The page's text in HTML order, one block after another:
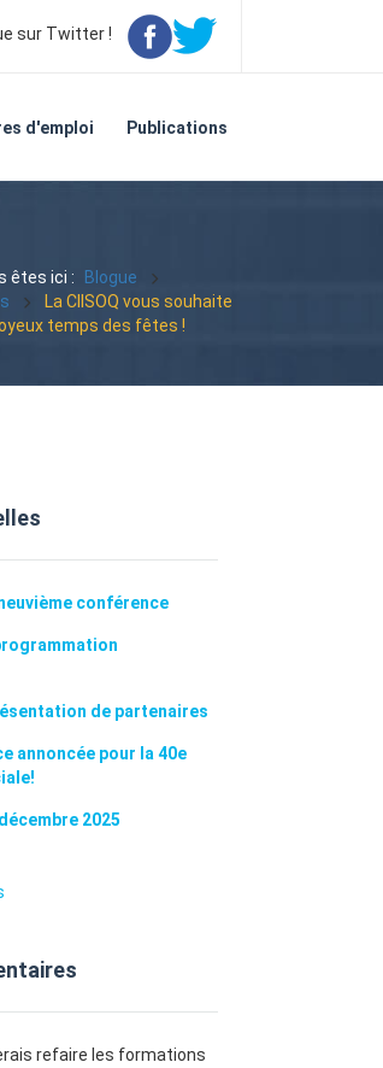
sur Twitter !
d'emploi Publications
êtes ici :
Blogue
La CIISOQ vous souhaite
temps des fêtes !
conférence
de partenaires
annoncée pour la 40e
2025
refaire les formations